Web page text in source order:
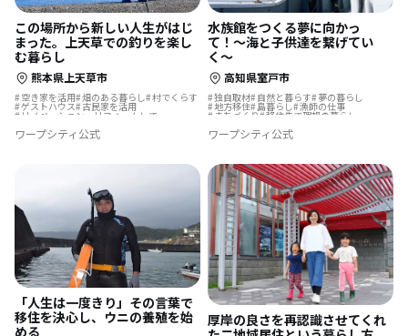
この場所から新しい人生がはじ
まった。上天草での釣りを楽し
む暮らし
熊本県上天草市
空き家を活用 畑のある暮らし 村でくらす
ゲストハウス 古民家を活用
リノベーション・リフォームして
ワープシティ公式
水族館をつくる夢に向かっ
て！〜海と子供達を繋げてい
く〜
高知県室戸市
独自取材 自然と暮らす 夢の暮らし
地方移住 島暮らし 漁師の仕事
まちづくり 移住先で理想の暮らし
ワープシティ公式
「人生は一度きり」その言葉で
移住を決心し、ウニの養殖を始
める
厚岸の良さを再認識させてくれ